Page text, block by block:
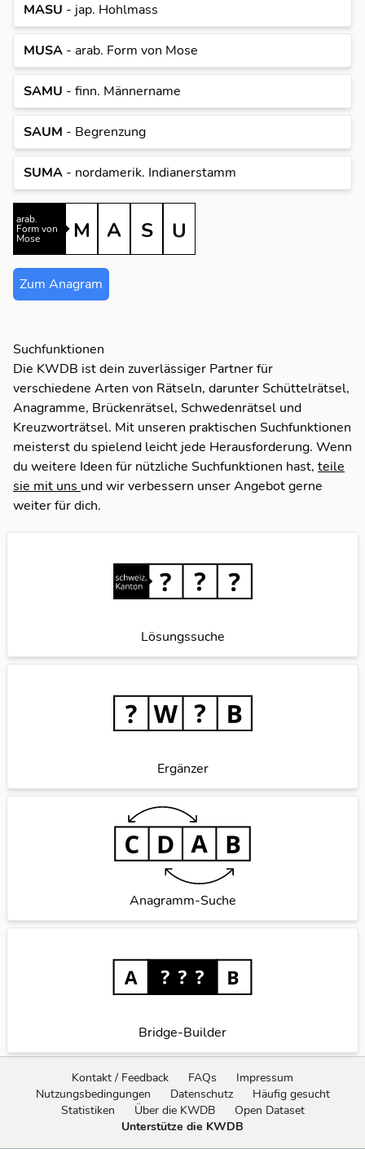
MASU - jap. Hohlmass
MUSA - arab. Form von Mose
SAMU - finn. Männername
SAUM - Begrenzung
SUMA - nordamerik. Indianerstamm
arab.
Form von
Mose
A
M
S
A
M
S
U
M
S
U
A
M
S
U
M
S
U
A
M
S
A
M
S
U
A
M
Zum Anagram
Suchfunktionen
Die KWDB ist dein zuverlässiger Partner für
verschiedene Arten von Rätseln, darunter Schüttelrätsel,
Anagramme, Brückenrätsel, Schwedenrätsel und
Kreuzworträtsel. Mit unseren praktischen Suchfunktionen
meisterst du spielend leicht jede Herausforderung. Wenn
du weitere Ideen für nützliche Suchfunktionen hast, teile
sie mit uns und wir verbessern unser Angebot gerne
weiter für dich.
Lösungssuche
Ergänzer
Anagramm-Suche
Bridge-Builder
Kontakt / Feedback FAQs
Impressum
Nutzungsbedingungen
Datenschutz
Häufig gesucht
Statistiken
Über die KWDB
Open Dataset
Unterstütze die KWDB